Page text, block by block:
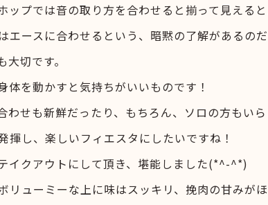
プでは音の取り方を合わせると揃って見えると
エースに合わせるという、暗黙の了解があるのだ
切です。
体を動かすと気持ちがいいものです！
せも新鮮だったり、もちろん、ソロの方もいら
揮し、楽しいフィエスタにしたいですね！
イクアウトにして頂き、堪能しました(*^-^*)
リューミーな上に味はスッキリ、挽肉の甘みがほ